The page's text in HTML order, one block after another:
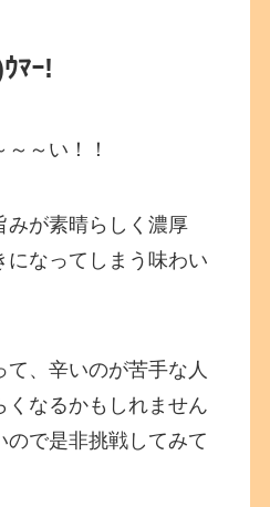
ﾏｰ!
～い！！
みが素晴らしく濃厚
になってしまう味わい
、辛いのが苦手な人
くなるかもしれません
ので是非挑戦してみて